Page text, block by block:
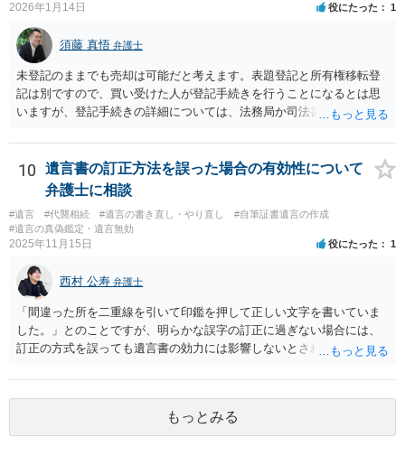
2026年1月14日 役にたった 1
須藤 真悟 弁護士
未登記のままでも売却は可能だと考えます。表題登記と所有権移転登
記は別ですので、買い受けた人が登記手続きを行うことになるとは思
いますが、登記手続きの詳細については、法務局か司法書士に確認す
10
遺言書の訂正方法を誤った場合の有効性について
弁護士に相談
#遺言 #代襲相続 #遺言の書き直し・やり直し
#自筆証書遺言の作成
#遺言の真偽鑑定・遺言無効
2025年11月15日 役にたった 1
西村 公寿 弁護士
「間違った所を二重線を引いて印鑑を押して正しい文字を書いていま
した。」とのことですが、明らかな誤字の訂正に過ぎない場合には、
訂正の方式を誤っても遺言書の効力には影響しないとされているよう
もっとみる